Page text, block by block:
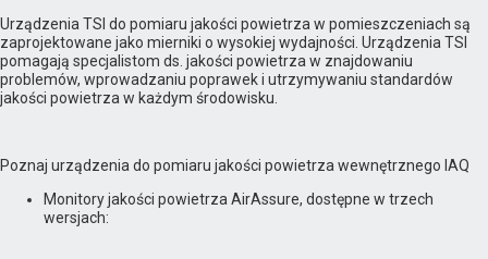
Urządzenia TSI do pomiaru jakości powietrza w pomieszczeniach są
zaprojektowane jako mierniki o wysokiej wydajności. Urządzenia TSI
pomagają specjalistom ds. jakości powietrza w znajdowaniu
problemów, wprowadzaniu poprawek i utrzymywaniu standardów
jakości powietrza w każdym środowisku.
Poznaj urządzenia do pomiaru jakości powietrza wewnętrznego IAQ
Monitory jakości powietrza AirAssure, dostępne w trzech
wersjach: